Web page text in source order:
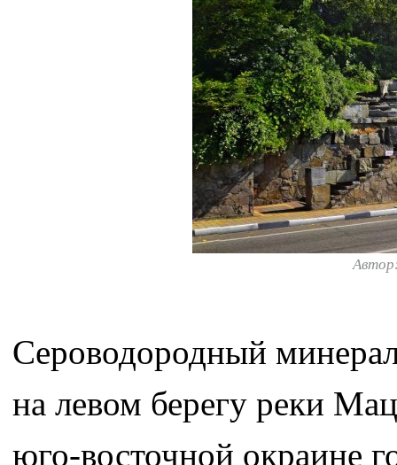
Сероводородный
на левом берегу реки
юго-восточной окраине